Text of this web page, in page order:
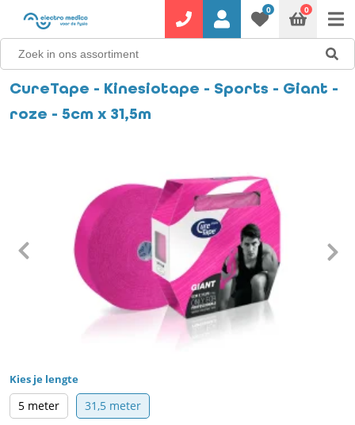
0 0
CureTape - Kinesiotape - Sports - Giant -
roze - 5cm x 31,5m
Kies je lengte
5 meter 31,5 meter